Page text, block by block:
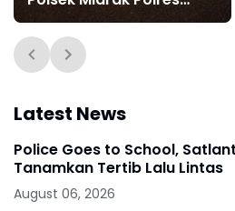
Ponorogo Gelar Patroli
Skala Besar
Latest News
Police Goes to School,
Tanamkan Tertib Lalu Lintas
August 06, 2026